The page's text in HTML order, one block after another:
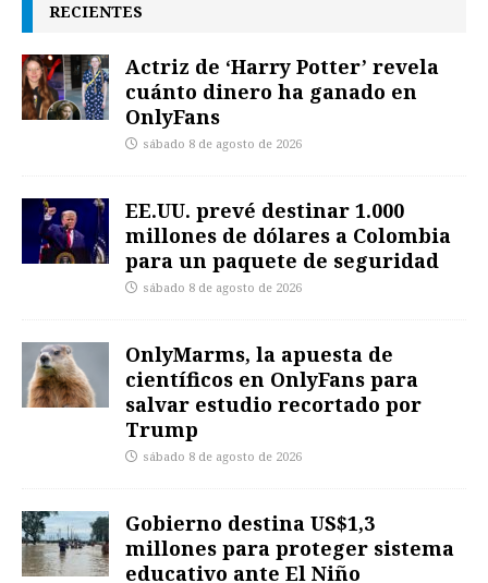
RECIENTES
Actriz de ‘Harry Potter’ revela
cuánto dinero ha ganado en
OnlyFans
sábado 8 de agosto de 2026
EE.UU. prevé destinar 1.000
millones de dólares a Colombia
para un paquete de seguridad
sábado 8 de agosto de 2026
OnlyMarms, la apuesta de
científicos en OnlyFans para
salvar estudio recortado por
Trump
sábado 8 de agosto de 2026
Gobierno destina US$1,3
millones para proteger sistema
educativo ante El Niño